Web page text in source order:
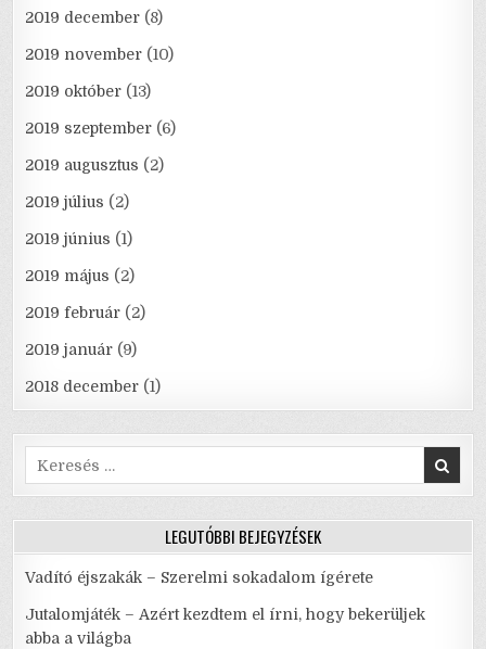
2019 december (8)
2019 november (10)
2019 október (13)
2019 szeptember (6)
2019 augusztus (2)
2019 július (2)
2019 június (1)
2019 május (2)
2019 február (2)
2019 január (9)
2018 december (1)
Search
for:
LEGUTÓBBI BEJEGYZÉSEK
Vadító éjszakák – Szerelmi sokadalom ígérete
Jutalomjáték – Azért kezdtem el írni, hogy bekerüljek
abba a világba